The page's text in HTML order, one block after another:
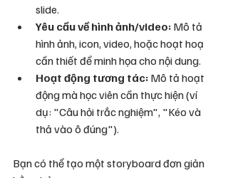
slide.
Yêu cầu về hình ảnh/video: Mô tả
hình ảnh, icon, video, hoặc hoạt hoạ
cần thiết để minh họa cho nội dung.
Hoạt động tương tác: Mô tả hoạt
động mà học viên cần thực hiện (ví
dụ: "Câu hỏi trắc nghiệm", "Kéo và
thả vào ô đúng").
Bạn có thể tạo một storyboard đơn giản